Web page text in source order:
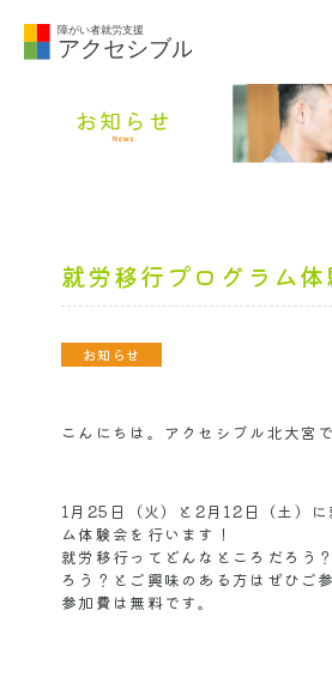
就労移行プログラム
お知らせ
こんにちは。アクセシブル北大宮で
1月25日（火）と2月12日（土）に
ム体験会を行います！
就労移行ってどんなところだろう
ろう？とご興味のある方はぜひご
参加費は無料です。